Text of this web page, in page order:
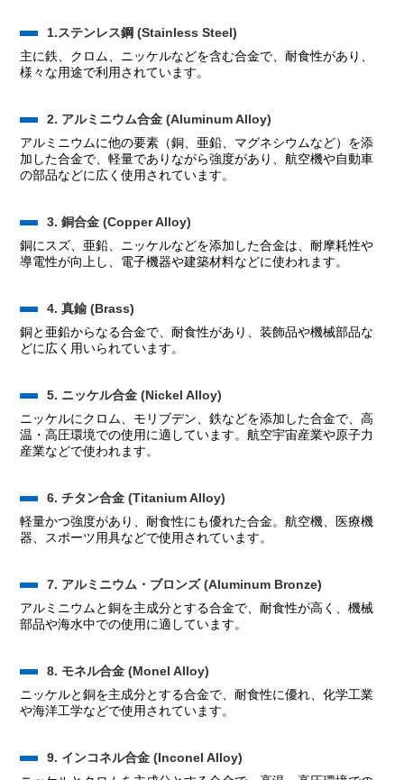
1.ステンレス鋼 (Stainless Steel)
主に鉄、クロム、ニッケルなどを含む合金で、耐食性があり、
様々な用途で利用されています。
2. アルミニウム合金 (Aluminum Alloy)
アルミニウムに他の要素（銅、亜鉛、マグネシウムなど）を添
加した合金で、軽量でありながら強度があり、航空機や自動車
の部品などに広く使用されています。
3. 銅合金 (Copper Alloy)
銅にスズ、亜鉛、ニッケルなどを添加した合金は、耐摩耗性や
導電性が向上し、電子機器や建築材料などに使われます。
4. 真鍮 (Brass)
銅と亜鉛からなる合金で、耐食性があり、装飾品や機械部品な
どに広く用いられています。
5. ニッケル合金 (Nickel Alloy)
ニッケルにクロム、モリブデン、鉄などを添加した合金で、高
温・高圧環境での使用に適しています。航空宇宙産業や原子力
産業などで使われます。
6. チタン合金 (Titanium Alloy)
軽量かつ強度があり、耐食性にも優れた合金。航空機、医療機
器、スポーツ用具などで使用されています。
7. アルミニウム・ブロンズ (Aluminum Bronze)
アルミニウムと銅を主成分とする合金で、耐食性が高く、機械
部品や海水中での使用に適しています。
8. モネル合金 (Monel Alloy)
ニッケルと銅を主成分とする合金で、耐食性に優れ、化学工業
や海洋工学などで使用されています。
9. インコネル合金 (Inconel Alloy)